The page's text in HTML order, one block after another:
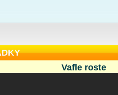
Vafle roste